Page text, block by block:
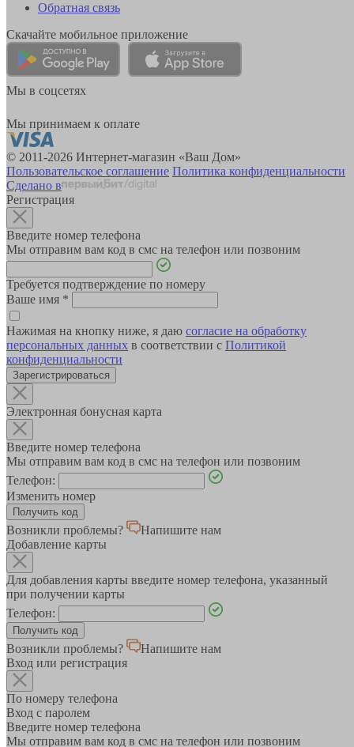
Обратная связь
Скачайте мобильное приложение
Мы в соцсетях
Мы принимаем к оплате
© 2011-2026 Интернет-магазин «Ваш Дом»
Пользовательское соглашение Политика конфиденциальности
Сделано в
Регистрация
Введите номер телефона
Мы отправим вам код в смс на телефон или позвоним
Требуется подтверждение по номеру
Ваше имя *
Нажимая на кнопку ниже, я даю согласие на обработку
персональных данных в соответствии с Политикой
конфиденциальности
Зарегистрироваться
Электронная бонусная карта
Введите номер телефона
Мы отправим вам код в смс на телефон или позвоним
Телефон:
Изменить номер
Возникли проблемы?
Напишите нам
Добавление карты
Для добавления карты введите номер телефона, указанный
при получении карты
Телефон:
Возникли проблемы?
Напишите нам
Вход или регистрация
По номеру телефона
Вход с паролем
Введите номер телефона
Мы отправим вам код в смс на телефон или позвоним